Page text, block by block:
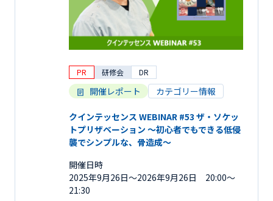
PR 研修会 DR
開催レポート カテゴリー情報
クインテッセンス WEBINAR #53 ザ・ソケッ
トプリザベーション 〜初心者でもできる低侵
襲でシンプルな、骨造成〜
開催日時
2025年9月26日〜2026年9月26日 20:00～
21:30